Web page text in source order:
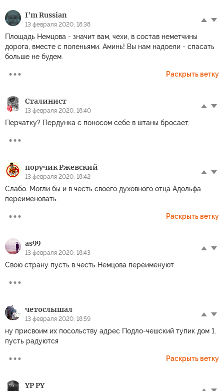
I'm Russian
13 февраля 2020, 18:38
Площадь Немцова - значит вам, чехи, в состав неметчины
дорога, вместе с поленьями. Аминь! Вы нам надоели - спасать
больше не будем.
Раскрыть ветку
Сталинист
13 февраля 2020, 18:40
Перчатку? Пердунка с поносом себе в штаны бросает.
поручик Ржевский
13 февраля 2020, 18:42
Слабо. Могли бы и в честь своего духовного отца Адольфа
переименовать.
Раскрыть ветку
as99
13 февраля 2020, 18:43
Свою страну пусть в честь Немцова переименуют.
четослышал
13 февраля 2020, 18:59
ну присвоим их посольству адрес Подло-чешский тупик дом 1.
пусть радуются
Раскрыть ветку
YP PY